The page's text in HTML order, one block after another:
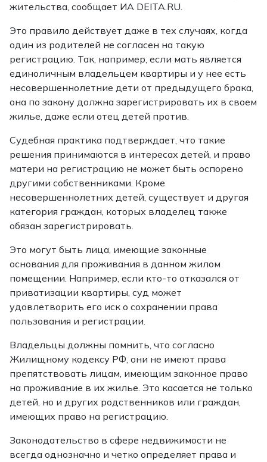
жительства, сообщает ИА DEITA.RU.
Это правило действует даже в тех случаях, когда
один из родителей не согласен на такую
регистрацию. Так, например, если мать является
единоличным владельцем квартиры и у нее есть
несовершеннолетние дети от предыдущего брака,
она по закону должна зарегистрировать их в своем
жилье, даже если отец детей против.
Судебная практика подтверждает, что такие
решения принимаются в интересах детей, и право
матери на регистрацию не может быть оспорено
другими собственниками. Кроме
несовершеннолетних детей, существует и другая
категория граждан, которых владелец также
обязан зарегистрировать.
Это могут быть лица, имеющие законные
основания для проживания в данном жилом
помещении. Например, если кто-то отказался от
приватизации квартиры, суд может
удовлетворить его иск о сохранении права
пользования и регистрации.
Владельцы должны помнить, что согласно
Жилищному кодексу РФ, они не имеют права
препятствовать лицам, имеющим законное право
на проживание в их жилье. Это касается не только
детей, но и других родственников или граждан,
имеющих право на регистрацию.
Законодательство в сфере недвижимости не
всегда однозначно и четко определяет права и